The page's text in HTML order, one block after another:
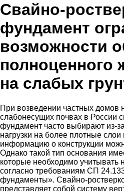
Свайно-
фундамент
возможности
полноценного
на слабых
При возведении частных домов
слабонесущих почвах в России
фундамент часто выбирают из-
нагрузки на более плотные
информацию о конструкции
Однако такой тип основания
которые необходимо учитывать
согласно требованиям СП
фундаменты». Свайно-
представляет собой систему